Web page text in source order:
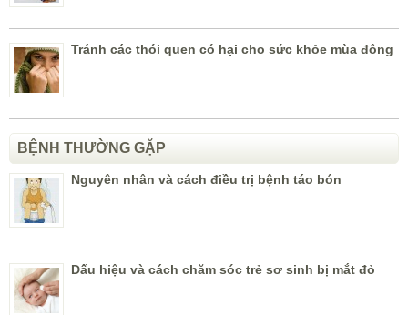
Tránh các thói quen có hại cho sức khỏe mùa đông
BỆNH THƯỜNG GẶP
Nguyên nhân và cách điều trị bệnh táo bón
Dấu hiệu và cách chăm sóc trẻ sơ sinh bị mắt đỏ